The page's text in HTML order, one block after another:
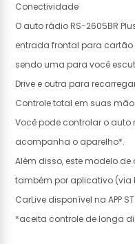
Conectividade
O auto rádio RS-2605BR
entrada frontal para cartão
sendo uma para você
Drive e outra para
Controle total em suas
Você pode controlar o
acompanha o aparelho*.
Além disso, este modelo
também por aplicativo (via
CarLive disponível na APP
*aceita controle de longa